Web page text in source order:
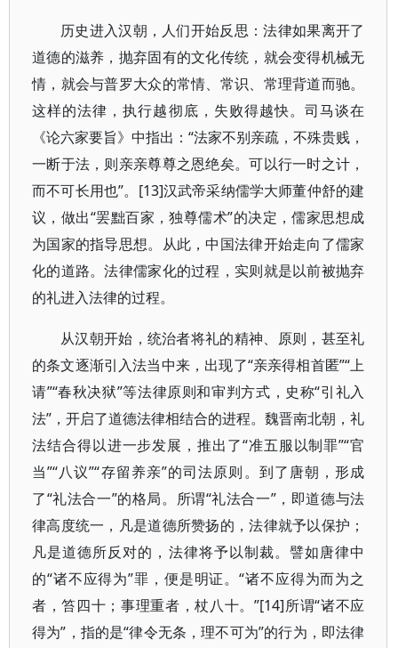
历史进入汉朝，人们开始反思：法律如果离开了
道德的滋养，抛弃固有的文化传统，就会变得机械无
情，就会与普罗大众的常情、常识、常理背道而驰。
这样的法律，执行越彻底，失败得越快。司马谈在
《论六家要旨》中指出：“法家不别亲疏，不殊贵贱，
一断于法，则亲亲尊尊之恩绝矣。可以行一时之计，
而不可长用也”。[13]汉武帝采纳儒学大师董仲舒的建
议，做出“罢黜百家，独尊儒术”的决定，儒家思想成
为国家的指导思想。从此，中国法律开始走向了儒家
化的道路。法律儒家化的过程，实则就是以前被抛弃
的礼进入法律的过程。
从汉朝开始，统治者将礼的精神、原则，甚至礼
的条文逐渐引入法当中来，出现了“亲亲得相首匿”“上
请”“春秋决狱”等法律原则和审判方式，史称“引礼入
法”，开启了道德法律相结合的进程。魏晋南北朝，礼
法结合得以进一步发展，推出了“准五服以制罪”“官
当”“八议”“存留养亲”的司法原则。到了唐朝，形成
了“礼法合一”的格局。所谓“礼法合一”，即道德与法
律高度统一，凡是道德所赞扬的，法律就予以保护；
凡是道德所反对的，法律将予以制裁。譬如唐律中
的“诸不应得为”罪，便是明证。“诸不应得为而为之
者，笞四十；事理重者，杖八十。”[14]所谓“诸不应
得为”，指的是“律令无条，理不可为”的行为，即法律